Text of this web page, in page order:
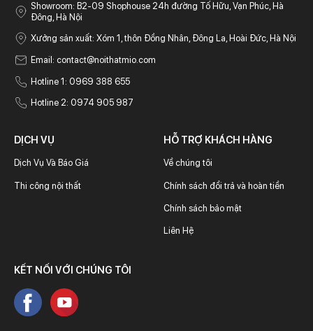
Showroom: B2-09 Shophouse 24h đường Tố Hữu, Vạn Phúc, Hà
Đông, Hà Nội
Xưởng sản xuất: Xóm 1, thôn Đồng Nhân, Đông La, Hoài Đức, Hà Nội
Email: contact@noithatmio.com
Hotline 1: 0969 388 655
Hotline 2: 0974 905 987
DỊCH VỤ
Dịch Vụ Và Báo Giá
Thi công nội thất
HỖ TRỢ KHÁCH HÀNG
Về chúng tôi
Chính sách đổi trả và hoàn tiền
Chính sách bảo mật
Liên Hệ
KẾT NỐI VỚI CHÚNG TÔI